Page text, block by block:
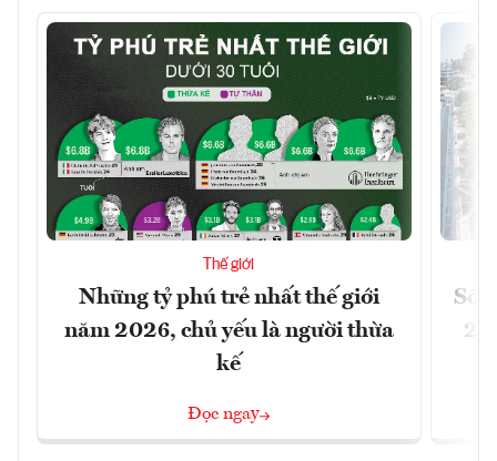
Thế giới
Những tỷ phú trẻ nhất thế giới
năm 2026, chủ yếu là người thừa
kế
Đọc ngay
Số